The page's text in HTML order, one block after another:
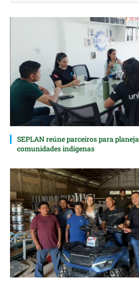
SEPLAN reúne parceiros para
comunidades indígenas